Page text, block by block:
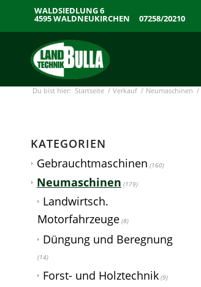
WALDSIEDLUNG 6
4595 WALDNEUKIRCHEN 07258/20210
Du bist hier: Startseite / Verkauf / Neumaschinen /
KATEGORIEN
Gebrauchtmaschinen (160)
Neumaschinen (179)
Landwirtsch.
Motorfahrzeuge (8)
Düngung und Beregnung
(14)
Forst- und Holztechnik (9)